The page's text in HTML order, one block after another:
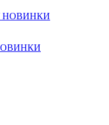
НОВИНКИ